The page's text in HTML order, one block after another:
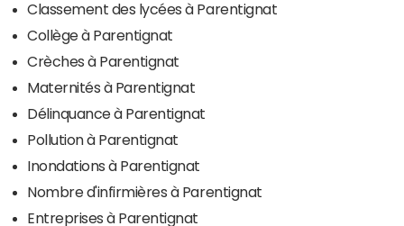
Classement des lycées à Parentignat
Collège à Parentignat
Crèches à Parentignat
Maternités à Parentignat
Délinquance à Parentignat
Pollution à Parentignat
Inondations à Parentignat
Nombre d'infirmières à Parentignat
Entreprises à Parentignat